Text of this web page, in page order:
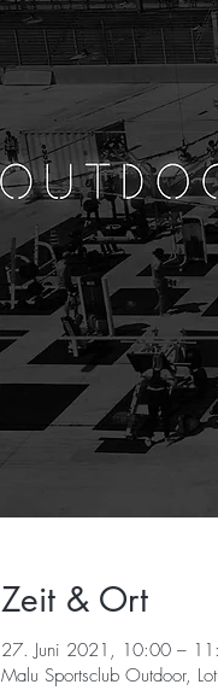
Zeit & Ort
27. Juni 2021, 10:00 –
Malu Sportsclub Outdoor,